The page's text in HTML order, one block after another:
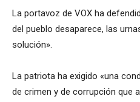
La portavoz de VOX ha
del pueblo desaparece, las
solución».
La patriota ha exigido «una
de crimen y de corrupción que